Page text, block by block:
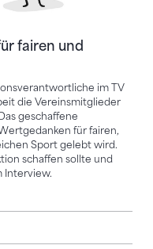
fairen und
im TV
die Vereinsmitglieder
geschaffene
für fairen,
Sport gelebt wird.
schaffen sollte und
Interview.